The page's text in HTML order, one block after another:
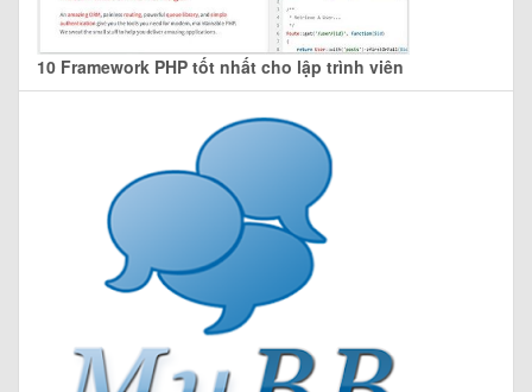
10 Framework PHP tốt nhất cho lập trình viên